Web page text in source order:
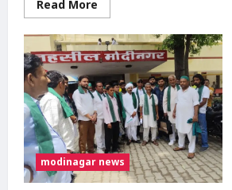
Read More
more
गाजियाबाद
में
युवक
की
मौत:
खेत
में
ले
जाकर
बेरहमी
से
पिटाई
का
आरोप,
modinagar news